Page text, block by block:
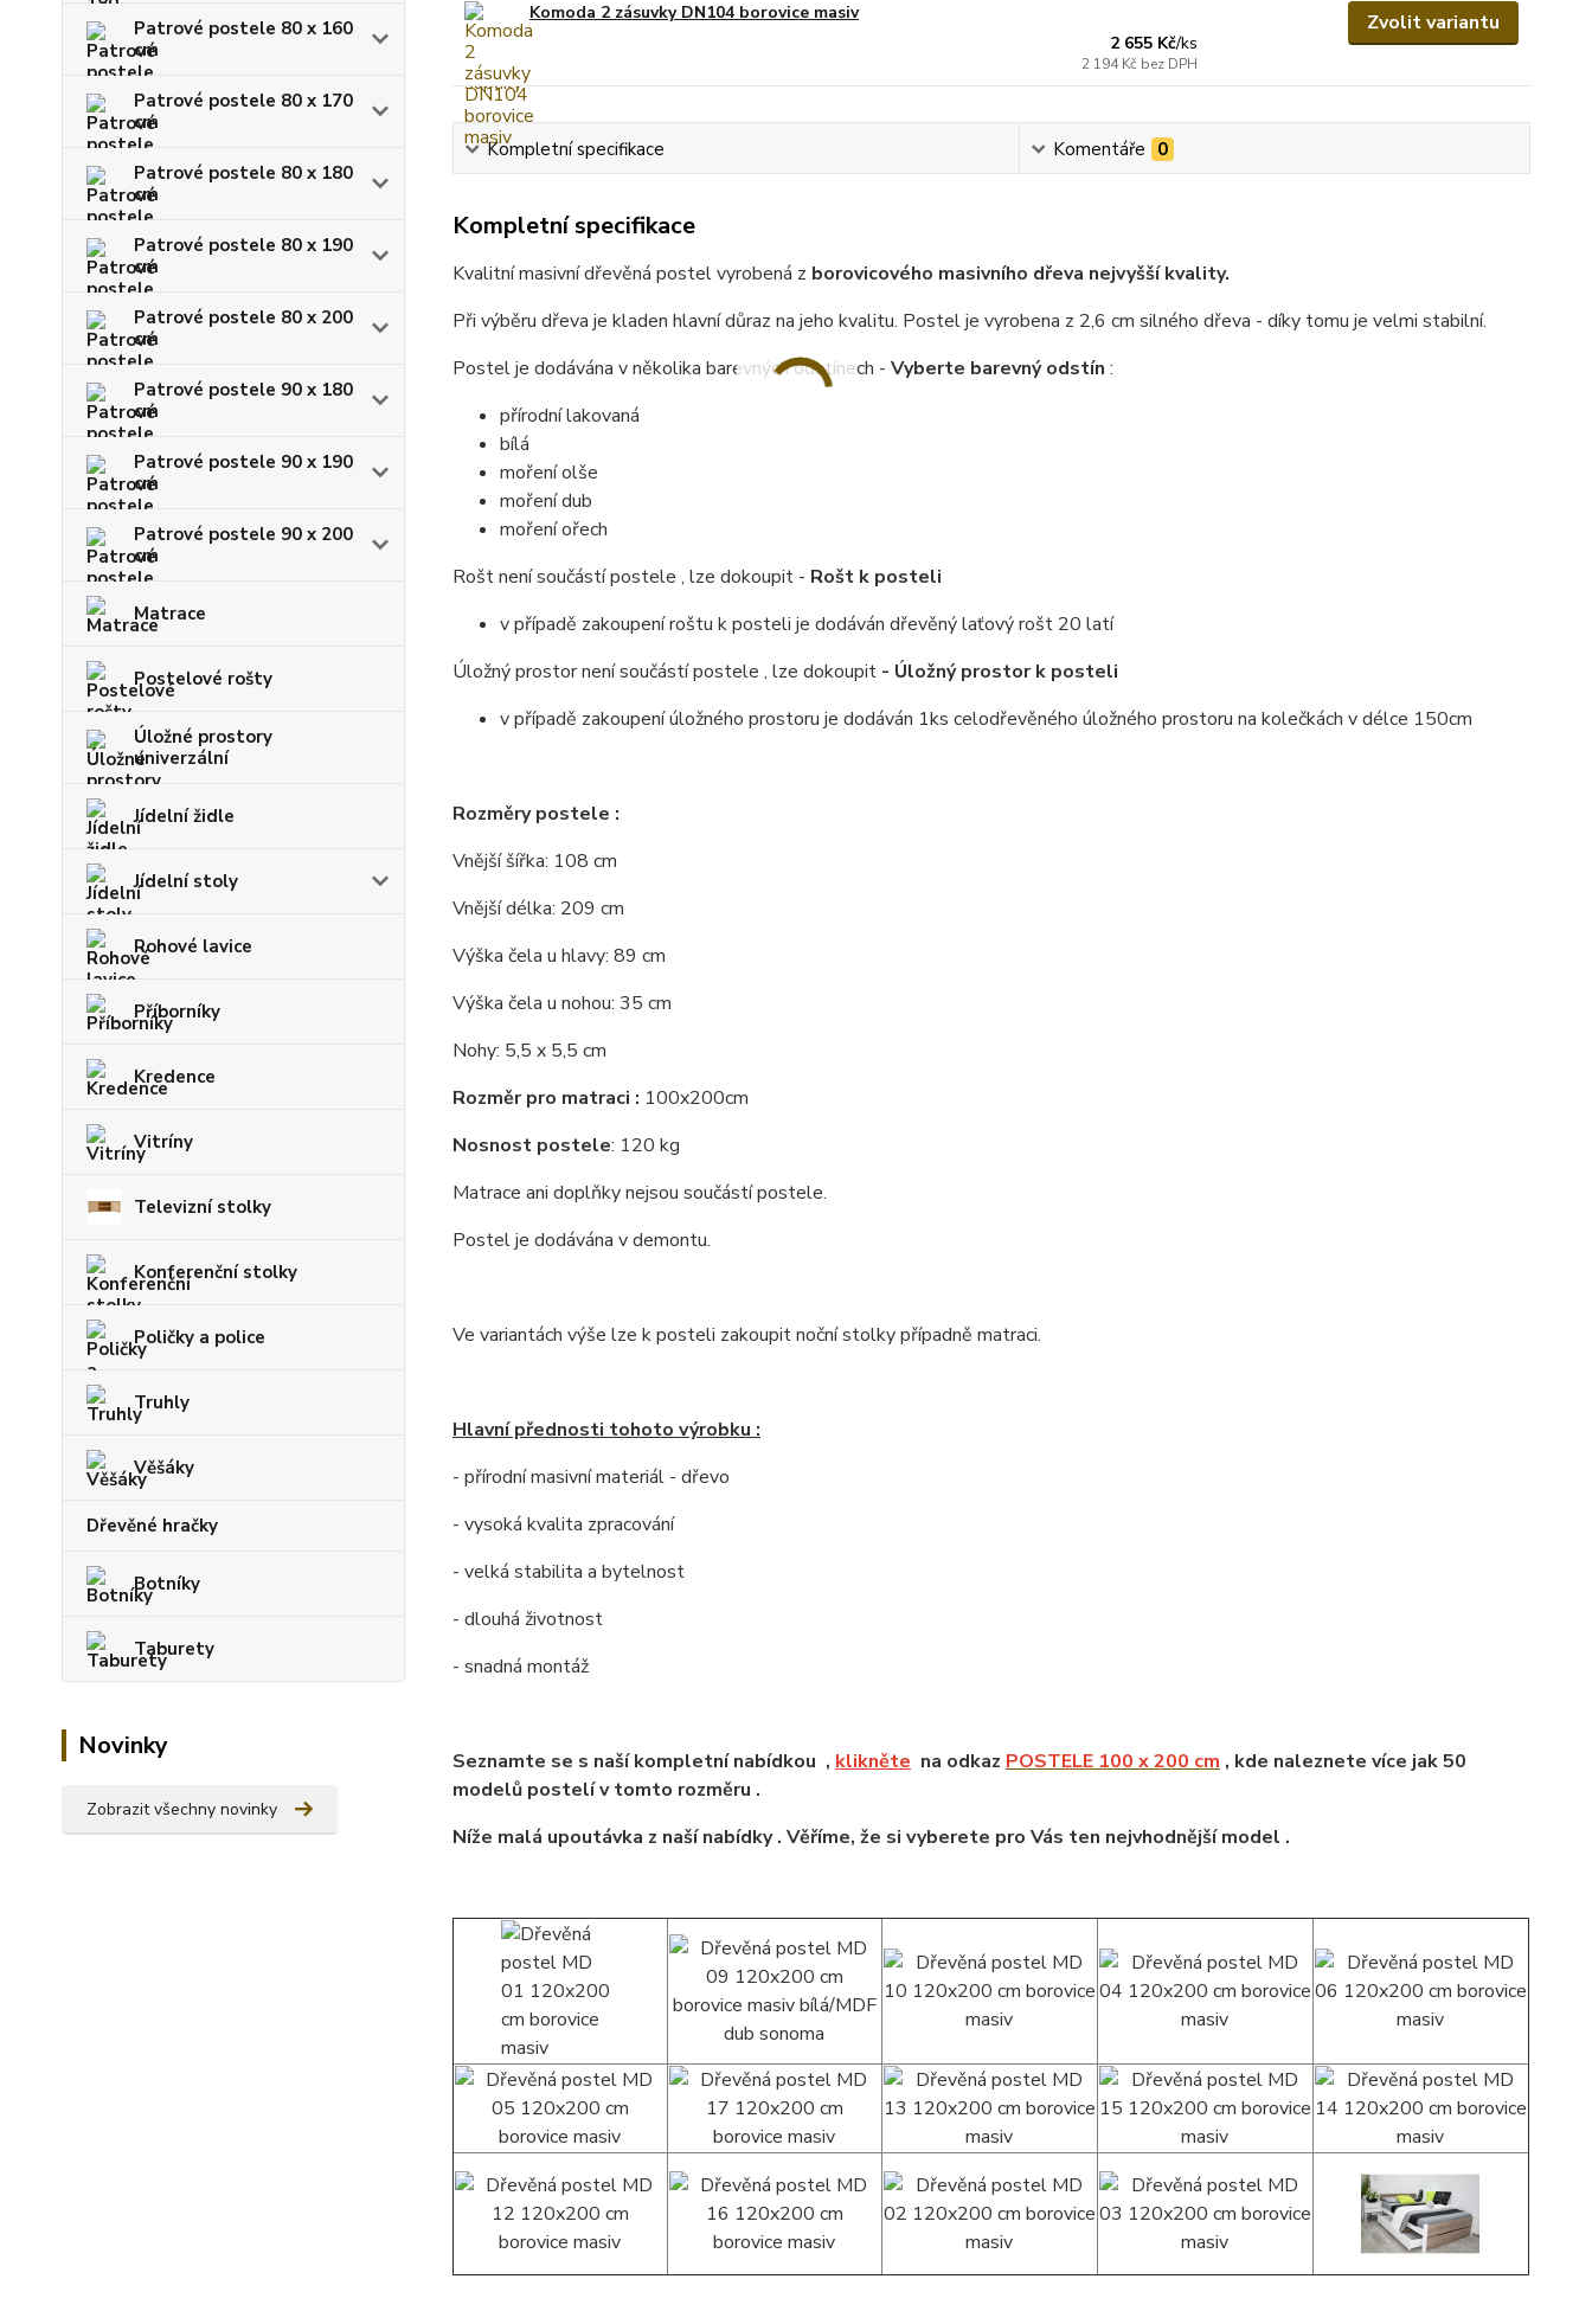
Patrové postele 80 x 160
cm
Patrové postele 80 x 170
cm
Patrové postele 80 x 180
cm
Patrové postele 80 x 190
cm
Patrové postele 80 x 200
cm
Patrové postele 90 x 180
cm
Patrové postele 90 x 190
cm
Patrové postele 90 x 200
cm
Matrace
Postelové rošty
Úložné prostory
univerzální
Jídelní židle
Jídelní stoly
Rohové lavice
Příborníky
Kredence
Vitríny
Televizní stolky
Konferenční stolky
Poličky a police
Truhly
Věšáky
Dřevěné hračky
Botníky
Taburety
Novinky
Zobrazit všechny novinky
Komoda 2 zásuvky DN104 borovice masiv
2 655 Kč/ks
2 194 Kč bez DPH
Zvolit variantu
Kompletní specifikace Komentáře 0
Kompletní specifikace
Kvalitní masivní dřevěná postel vyrobená z borovicového masivního dřeva nejvyšší kvality.
Při výběru dřeva je kladen hlavní důraz na jeho kvalitu. Postel je vyrobena z 2,6 cm silného dřeva - díky tomu je velmi stabilní.
Postel je dodávána v několika barevných odstínech - Vyberte barevný odstín :
přírodní lakovaná
bílá
moření olše
moření dub
moření ořech
Rošt není součástí postele , lze dokoupit - Rošt k posteli
v případě zakoupení roštu k posteli je dodáván dřevěný laťový rošt 20 latí
Úložný prostor není součástí postele , lze dokoupit- Úložný prostor k posteli
v případě zakoupení úložného prostoru je dodáván 1ks celodřevěného úložného prostoru na kolečkách v délce 150cm
Rozměry postele :
Vnější šířka: 108 cm
Vnější délka: 209 cm
Výška čela u hlavy: 89 cm
Výška čela u nohou: 35 cm
Nohy: 5,5 x 5,5 cm
Rozměr pro matraci : 100x200cm
Nosnost postele: 120 kg
Matrace ani doplňky nejsou součástí postele.
Postel je dodávána v demontu.
Ve variantách výše lze k posteli zakoupit noční stolky případně matraci.
Hlavní přednosti tohoto výrobku :
- přírodní masivní materiál - dřevo
- vysoká kvalita zpracování
- velká stabilita a bytelnost
- dlouhá životnost
- snadná montáž
Seznamte se s naší kompletní nabídkou , klikněte na odkaz POSTELE 100 x 200 cm , kde naleznete více jak 50
modelů postelí v tomto rozměru .
Níže malá upoutávka z naší nabídky . Věříme, že si vyberete pro Vás ten nejvhodnější model .